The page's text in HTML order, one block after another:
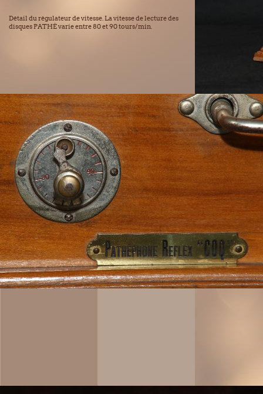
Détail du régulateur de vitesse. La vitesse de lecture des
disques PATHÉ varie entre 80 et 90 tours/min.